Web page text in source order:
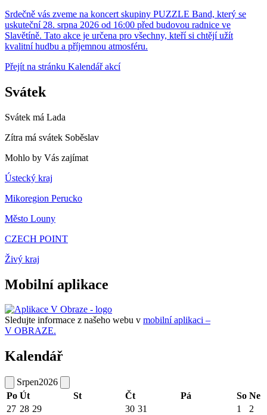
Srdečně vás zveme na koncert skupiny PUZZLE Band, který se
uskuteční 28. srpna 2026 od 16:00 před budovou radnice ve
Slavětíně. Tato akce je určena pro všechny, kteří si chtějí užít
kvalitní hudbu a příjemnou atmosféru.
Přejít na stránku Kalendář akcí
Svátek
Svátek má Lada
Zítra má svátek Soběslav
Mohlo by Vás zajímat
Ústecký kraj
Mikoregion Perucko
Město Louny
CZECH POINT
Živý kraj
Mobilní aplikace
Sledujte informace z našeho webu v mobilní aplikaci –
V OBRAZE.
Kalendář
Srpen2026
Po Út St Čt Pá So Ne
27 28 29 30 31 1 2